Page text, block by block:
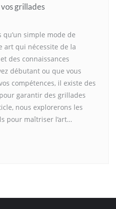
grillades
simple mode de
art qui nécessite de la
des connaissances
débutant ou que vous
compétences, il existe des
garantir des grillades
nous explorerons les
pour maîtriser l’art…